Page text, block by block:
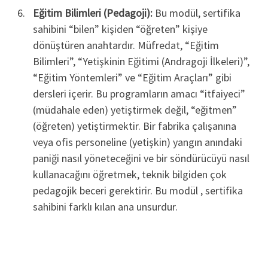
Eğitim Bilimleri (Pedagoji): Bu modül, sertifika
sahibini “bilen” kişiden “öğreten” kişiye
dönüştüren anahtardır. Müfredat, “Eğitim
Bilimleri”, “Yetişkinin Eğitimi (Andragoji İlkeleri)”,
“Eğitim Yöntemleri” ve “Eğitim Araçları” gibi
dersleri içerir. Bu programların amacı “itfaiyeci”
(müdahale eden) yetiştirmek değil, “eğitmen”
(öğreten) yetiştirmektir. Bir fabrika çalışanına
veya ofis personeline (yetişkin) yangın anındaki
paniği nasıl yöneteceğini ve bir söndürücüyü nasıl
kullanacağını öğretmek, teknik bilgiden çok
pedagojik beceri gerektirir. Bu modül , sertifika
sahibini farklı kılan ana unsurdur.